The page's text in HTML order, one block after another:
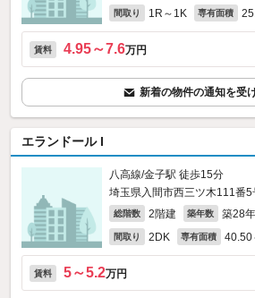
間取り 1R～1K 専有面積
賃料 4.95～7.6万円
新着の物件の通知を受
エランドール I
八高線/金子駅 徒歩15分
埼玉県入間市西三ツ木111番5
総階数 2階建 築年数 築28
間取り 2DK 専有面積 40.50
賃料 5～5.2万円